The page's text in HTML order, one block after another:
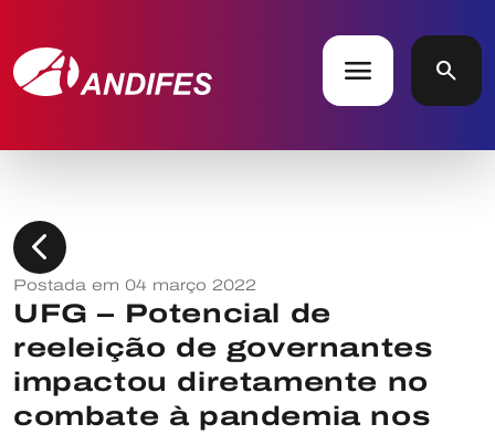
menu search
chevron_left
Postada em 04 março 2022
UFG – Potencial de
reeleição de governantes
impactou diretamente no
combate à pandemia nos